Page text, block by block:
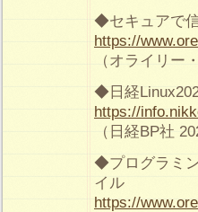
◆セキュアで
https://
（オライリー
◆日経
https://
（日経BP社
◆プログラミ
イル
https://